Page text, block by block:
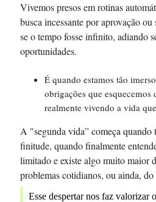
Vivemos presos em rotinas
busca incessante por aprovação
se o tempo fosse infinito, adiando
oportunidades.
É quando estamos tão
obrigações que esquecemos
realmente vivendo a vida
A "segunda vida” começa quando
finitude, quando finalmente
limitado e existe algo muito maior
problemas cotidianos, ou ainda,
Esse despertar nos faz valorizar